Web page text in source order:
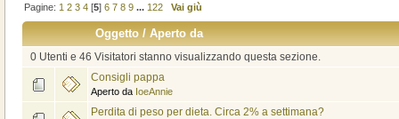
Pagine: 1 2 3 4 [5]6 7 8 9 ... 122 Vai giù
Oggetto/Aperto da
0 Utenti e 46 Visitatori stanno visualizzando questa sezione.
Consigli pappa
Aperto da IoeAnnie
Perdita di peso per dieta. Circa 2% a settimana?